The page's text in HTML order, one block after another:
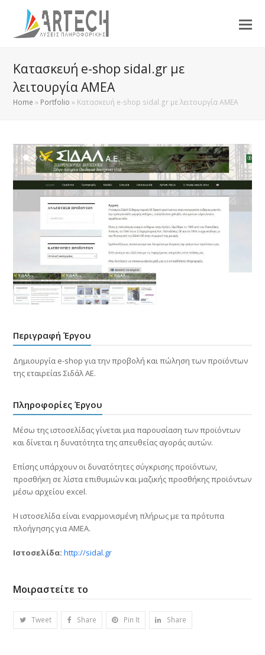
Κατασκευή e-shop sidal.gr με
λειτουργία AMEA
Home » Portfolio » Κατασκευή e-shop sidal.gr με λειτουργία AMEA
Περιγραφή Έργου
Δημιουργία e-shop για την προβολή και πώληση των προϊόντων
της εταιρείαs Σιδάλ ΑΕ.
Πληροφορίες Έργου
Μέσω της ιστοσελίδας γίνεται μια παρουσίαση των προϊόντων
και δίνεται η δυνατότητα της απευθείας αγοράς αυτών.
Επίσης υπάρχουν οι δυνατότητες σύγκρισης προϊόντων,
προσθήκη σε λίστα επιθυμιών και μαζικής προσθήκης προϊόντων
μέσω αρχείου excel.
Η ιστοσελίδα είναι εναρμονισμένη πλήρως με τα πρότυπα
πλοήγησης για ΑΜΕΑ.
Ιστοσελίδα:http://sidal.gr
Μοιραστείτε το
Tweet Share Pin It Share